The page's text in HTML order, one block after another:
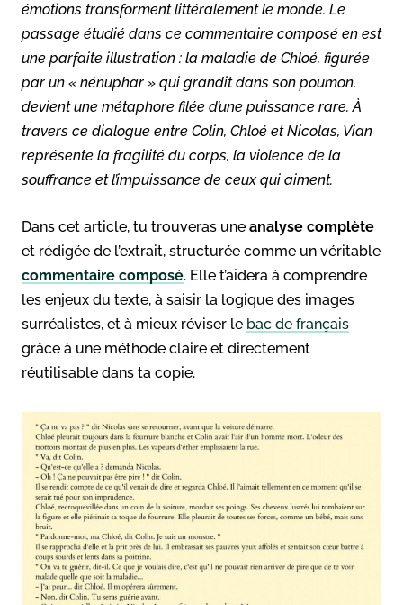
émotions transforment littéralement le monde. Le
passage étudié dans ce commentaire composé en est
une parfaite illustration : la maladie de Chloé, figurée
par un « nénuphar » qui grandit dans son poumon,
devient une métaphore filée d’une puissance rare. À
travers ce dialogue entre Colin, Chloé et Nicolas, Vian
représente la fragilité du corps, la violence de la
souffrance et l’impuissance de ceux qui aiment.
Dans cet article, tu trouveras une analyse complète
et rédigée de l’extrait, structurée comme un véritable
commentaire composé. Elle t’aidera à comprendre
les enjeux du texte, à saisir la logique des images
surréalistes, et à mieux réviser le bac de français
grâce à une méthode claire et directement
réutilisable dans ta copie.